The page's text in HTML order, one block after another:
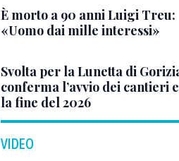
È morto a 90 anni Luigi Treu:
«Uomo dai mille interessi»
Svolta per la Lunetta di
conferma l’avvio dei cantieri
la fine del 2026
VIDEO